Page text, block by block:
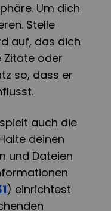
Um dich
Stelle
auf, das dich
Zitate oder
so, dass er
auch die
deinen
und Dateien
) einrichtest